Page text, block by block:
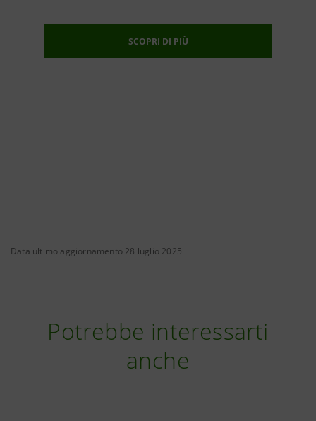
SCOPRI DI PIÙ
Data ultimo aggiornamento 28 luglio 2025
Potrebbe interessarti
anche